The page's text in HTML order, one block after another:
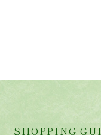
SHOPPING